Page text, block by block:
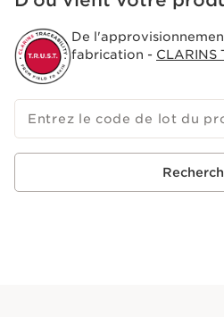
De
fabrication - CLARINS
Entrez le code de lot du